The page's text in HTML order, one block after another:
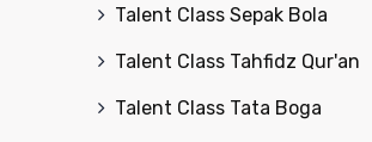
Talent Class Sepak Bola
Talent Class Tahfidz Qur'an
Talent Class Tata Boga